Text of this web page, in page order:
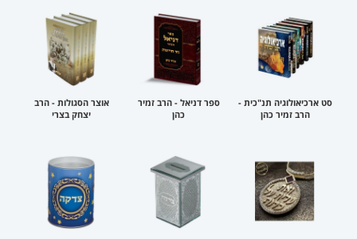
סט ארכיאולוגיה תנ"כית -
הרב זמיר כהן
ספר דניאל - הרב זמיר
כהן
אוצר הסגולות - הרב
יצחק בצרי